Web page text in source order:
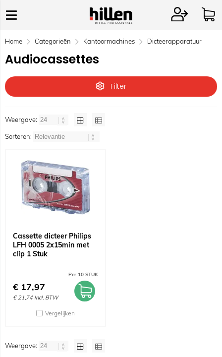
Home Categorieën Kantoormachines Dicteerapparatuur
Audiocassettes
Filter
Weergave:
Sorteren:
Cassette dicteer Philips
LFH 0005 2x15min met
clip 1 Stuk
Per 10 STUK
€ 17,97
€ 21,74 Incl. BTW
Vergelijken
Weergave: